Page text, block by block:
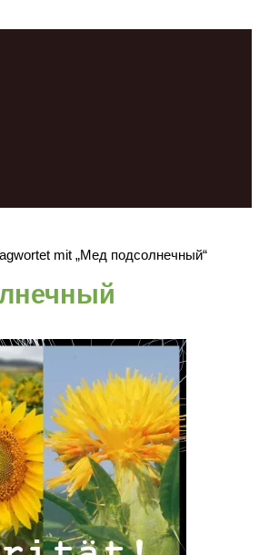
mit „Мед подсолнечный“